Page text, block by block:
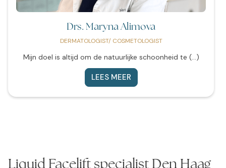
Drs. Maryna Alimova
DERMATOLOGIST/ COSMETOLOGIST
Mijn doel is altijd om de natuurlijke schoonheid te (...)
LEES MEER
Liquid Facelift specialist Den Haag